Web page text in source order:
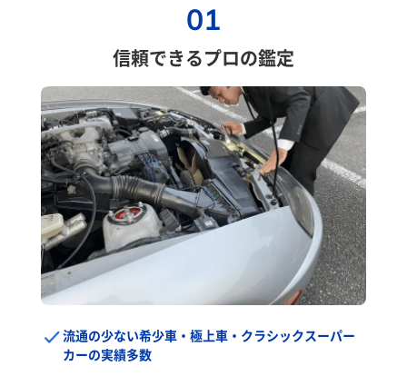
01
信頼できるプロの鑑定
流通の少ない希少車・極上車・クラシックスーパー
カーの実績多数